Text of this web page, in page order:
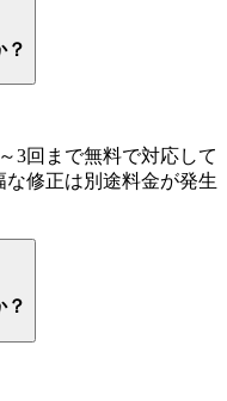
？
3回まで無料で対応して
修正は別途料金が発生
？